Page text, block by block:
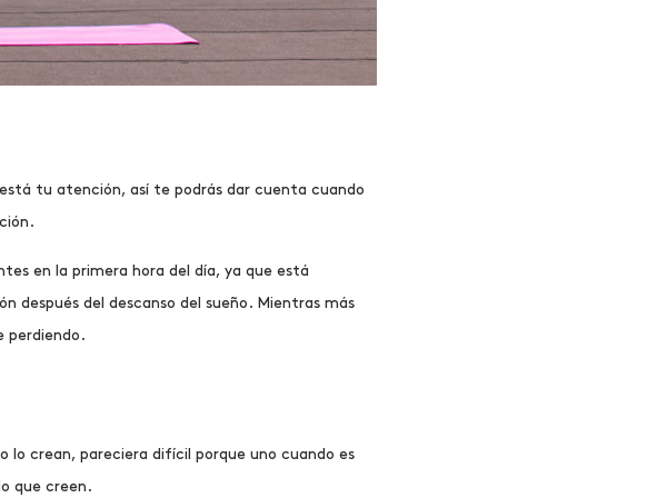
tu atención, así te podrás dar cuenta cuando
en la primera hora del día, ya que está
después del descanso del sueño. Mientras más
perdiendo.
lo crean, pareciera difícil porque uno cuando es
que creen.